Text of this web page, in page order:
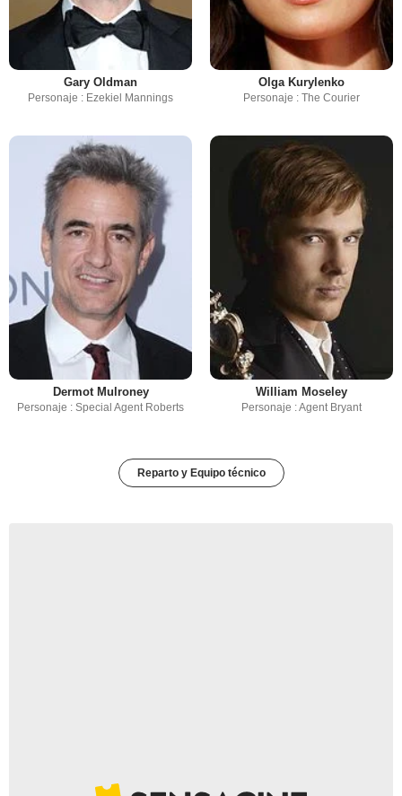
Gary Oldman
Personaje : Ezekiel Mannings
Olga Kurylenko
Personaje : The Courier
Dermot Mulroney
Personaje : Special Agent Roberts
William Moseley
Personaje : Agent Bryant
Reparto y Equipo técnico